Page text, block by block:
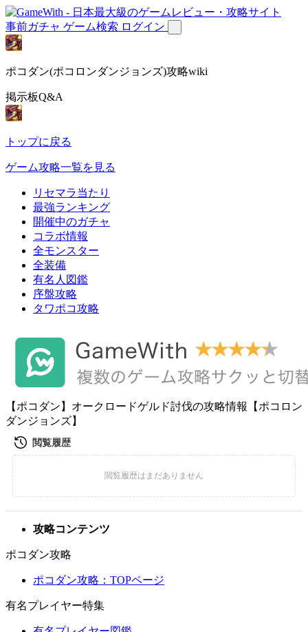
事前ガチャ ゲーム検索 ログイン
ポコダン(ポコロンダンジョンズ)攻略wiki
掲示板Q&A
トップに戻る
ゲーム攻略一覧を見る
リセマラ当たり
最強ランキング
開催中のガチャ
コラボ情報
全モンスター
全装備
有名人図鑑
序盤攻略
タワポコ攻略
【ポコダン】オークロードゲルド討伐の攻略情報【ポコロン
ダンジョンズ】
攻略コンテンツ
ポコダン攻略
ポコダン攻略：TOPページ
有名プレイヤー特集